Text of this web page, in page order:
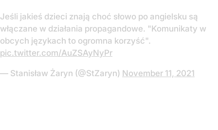
Jeśli jakieś dzieci znają choć słowo po angielsku są
włączane w działania propagandowe. "Komunikaty w
obcych językach to ogromna korzyść".
pic.twitter.com/AuZSAyNyPr
— Stanisław Żaryn (@StZaryn) November 11, 2021